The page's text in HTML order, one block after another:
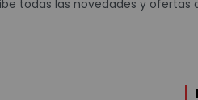
todas las novedades y ofertas